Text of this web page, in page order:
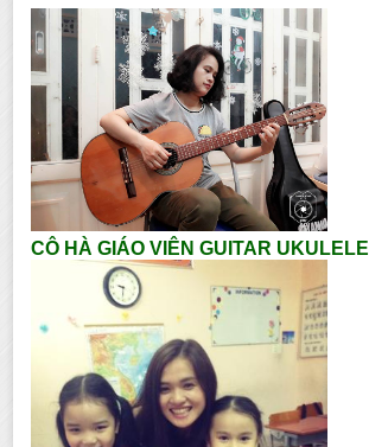
CÔ HÀ GIÁO VIÊN GUITAR UKULELE